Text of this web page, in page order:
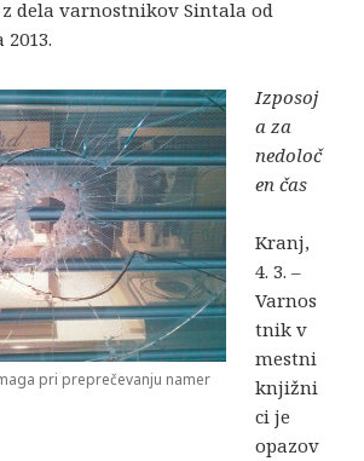
dela varnostnikov Sintala od
pri preprečevanju namer
Izposoj
a za
nedoloč
en čas
Kranj,
4. 3. –
Varnos
tnik v
mestni
knjižni
ci je
opazov